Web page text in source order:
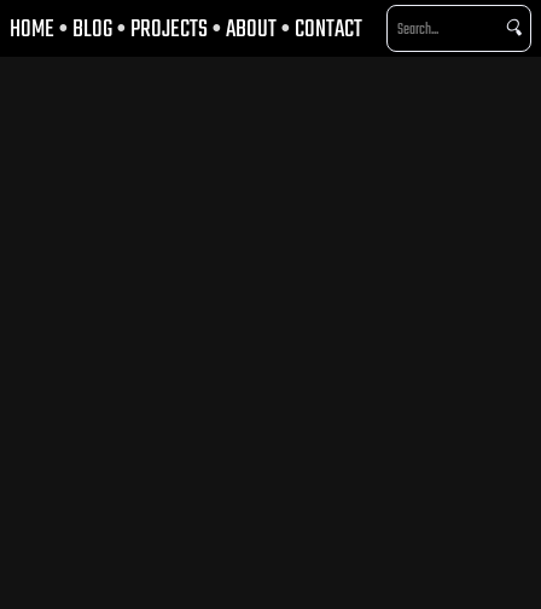
HOME • BLOG• PROJECTS•ABOUT• CONTACT 🔍